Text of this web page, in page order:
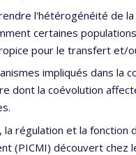
l'hétérogénéité de
certaines
pour le transfert et/
impliqués dans la
dont la coévolution
régulation et la
(PICMI) découvert chez